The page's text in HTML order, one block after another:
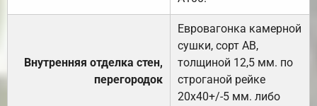
Внутренняя отделка стен,
перегородок
Евровагонка камерной
сушки, сорт АВ,
толщиной 12,5 мм. по
строганой рейке
20х40+/-5 мм. либо